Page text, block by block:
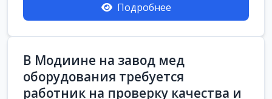
Подробнее
В Модиине на завод мед
оборудования требуется
работник на проверку качества и